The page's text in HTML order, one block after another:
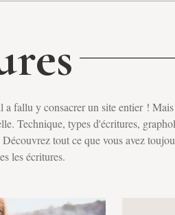
fallu y consacrer un site entier !
Technique, types d'écritures,
tout ce que vous avez
les écritures.